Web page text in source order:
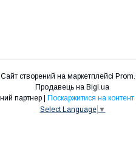
Сайт створений на маркетплейсі
Продавець на Bigl.ua
Поскаржитися на контент
Select Language ▼